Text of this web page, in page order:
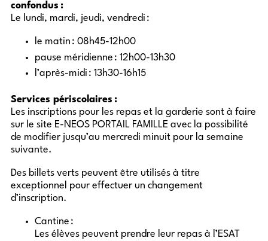
confondus :
Le lundi, mardi, jeudi, vendredi :
le matin : 08h45-12h00
pause méridienne : 12h00-13h30
l’après-midi : 13h30-16h15
Services périscolaires :
Les inscriptions pour les repas et la garderie sont à faire
sur le site E-NEOS PORTAIL FAMILLE avec la possibilité
de modifier jusqu’au mercredi minuit pour la semaine
suivante.
Des billets verts peuvent être utilisés à titre
exceptionnel pour effectuer un changement
d’inscription.
Cantine :
Les élèves peuvent prendre leur repas à l’ESAT